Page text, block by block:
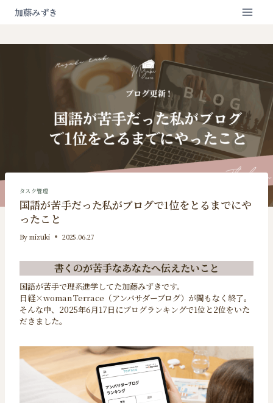
加藤みずき
タスク管理
国語が苦手だった私がブログで1位をとるまでにや
ったこと
By mizuki 2025.06.27
書くのが苦手なあなたへ伝えたいこと
国語が苦手で理系進学してた加藤みずきです。
日経×woman Terrace（アンバサダーブログ）が間もなく終了。
そんな中、2025年6月17日にブログランキングで1位と2位をいた
だきました。